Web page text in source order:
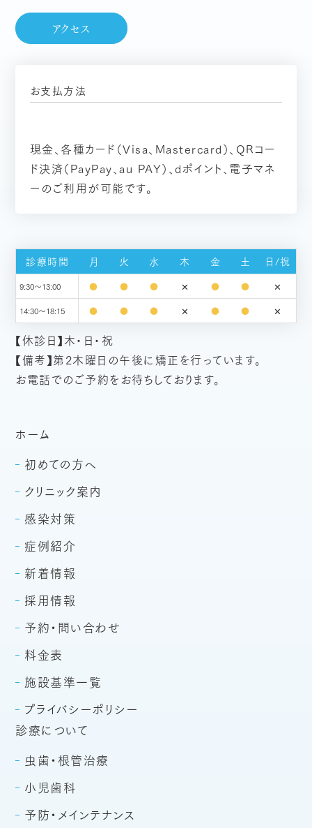
アクセス
お支払方法
現金、各種カード（Visa、Mastercard）、QRコー
ド決済（PayPay、au PAY）、dポイント、電子マネ
ーのご利用が可能です。
診療時間 月 火 水 木 金 土 日/祝
9:30～13:00 ● ● ● ✕ ● ● ✕
14:30～18:15 ● ● ● ✕ ● ● ✕
【休診日】木・日・祝
【備考】第2木曜日の午後に矯正を行っています。
お電話でのご予約をお待ちしております。
ホーム
初めての方へ
クリニック案内
感染対策
症例紹介
新着情報
採用情報
予約・問い合わせ
料金表
施設基準一覧
プライバシーポリシー
診療について
虫歯・根管治療
小児歯科
予防・メインテナンス